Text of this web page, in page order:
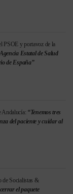
PSOE y portavoz de la
Estatal de Salud
de España”
Andalucía: “Tenemos tres
del paciente y cuidar al
de Socialistas &
el paquete